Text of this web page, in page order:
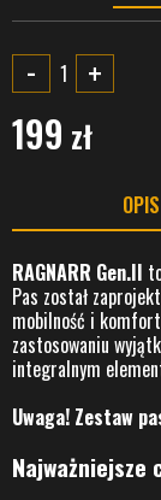
- +
199 zł
OPIS
RAGNARR Gen.II
Pas został
mobilność i
zastosowaniu
integralnym
Uwaga! Zestaw
Najważniejsze